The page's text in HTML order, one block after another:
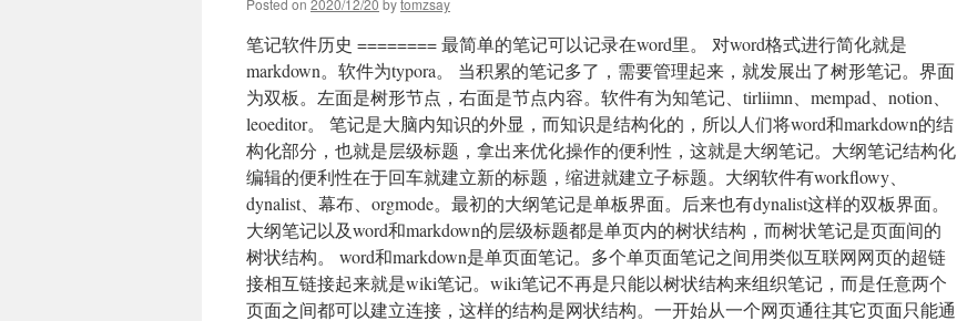
Posted on 2020/12/20 bytomzsay
笔记软件历史 ======== 最简单的笔记可以记录在word里。 对word格式进行简化就是
markdown。软件为typora。 当积累的笔记多了，需要管理起来，就发展出了树形笔记。界面
为双板。左面是树形节点，右面是节点内容。软件有为知笔记、tirliimn、mempad、notion、
leoeditor。 笔记是大脑内知识的外显，而知识是结构化的，所以人们将word和markdown的结
构化部分，也就是层级标题，拿出来优化操作的便利性，这就是大纲笔记。大纲笔记结构化
编辑的便利性在于回车就建立新的标题，缩进就建立子标题。大纲软件有workflowy、
dynalist、幕布、orgmode。最初的大纲笔记是单板界面。后来也有dynalist这样的双板界面。
大纲笔记以及word和markdown的层级标题都是单页内的树状结构，而树状笔记是页面间的
树状结构。 word和markdown是单页面笔记。多个单页面笔记之间用类似互联网网页的超链
接相互链接起来就是wiki笔记。wiki笔记不再是只能以树状结构来组织笔记，而是任意两个
页面之间都可以建立连接，这样的结构是网状结构。一开始从一个网页通往其它页面只能通